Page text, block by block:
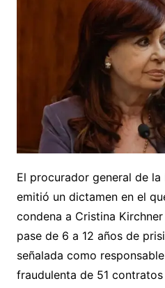
El procurador general de la
emitió un dictamen en el
condena a Cristina
pase de 6 a 12 años de
señalada como
fraudulenta de 51